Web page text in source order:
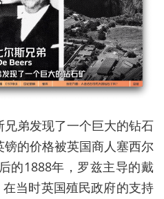
弟发现了一个巨大的钻石
的价格被英国商人塞西尔
的1888年，罗兹主导的戴
当时英国殖民政府的支持